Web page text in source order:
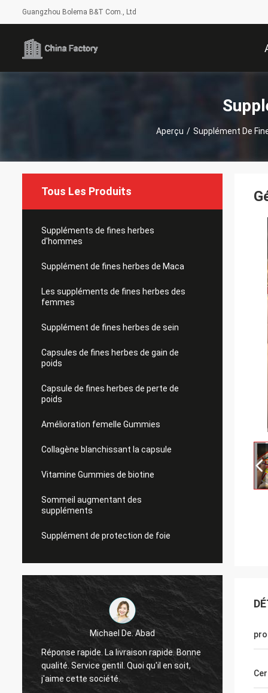
Guangzhou Bolema B&T Com., Ltd
Aperçu / Supplément De
Tous Les Produits
Suppléments de fines herbes
d'hommes
Supplément de fines herbes de Maca
Les suppléments de fines herbes des
femmes
Supplément de fines herbes de sein
Capsules de fines herbes de gain de
poids
Capsule de fines herbes de perte de
poids
Amélioration femelle Gummies
Collagène blanchissant la capsule
Vitamine Gummies de biotine
Sommeil augmentant des
suppléments
Supplément de protection de foie
Bonne
Felana
Bon homme même d'affaires. Je serai de
retour bientôt. Il est rapide pour traiter
tous les problèmes il peut avoir sentez
ainsi en sécurité acheter que vous.